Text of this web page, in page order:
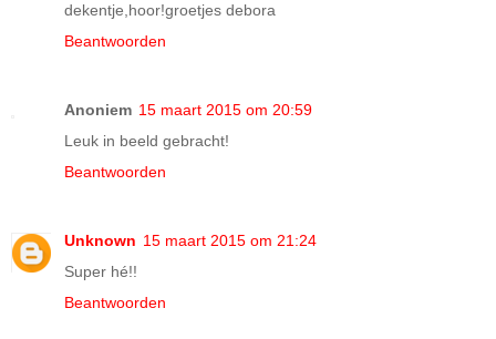
dekentje,hoor!groetjes debora
Beantwoorden
Anoniem 15 maart 2015 om 20:59
Leuk in beeld gebracht!
Beantwoorden
Unknown 15 maart 2015 om 21:24
Super hé!!
Beantwoorden